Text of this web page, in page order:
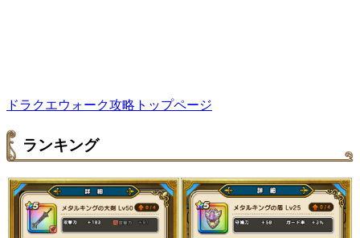
ドラクエウォーク攻略トップページ
ランキング